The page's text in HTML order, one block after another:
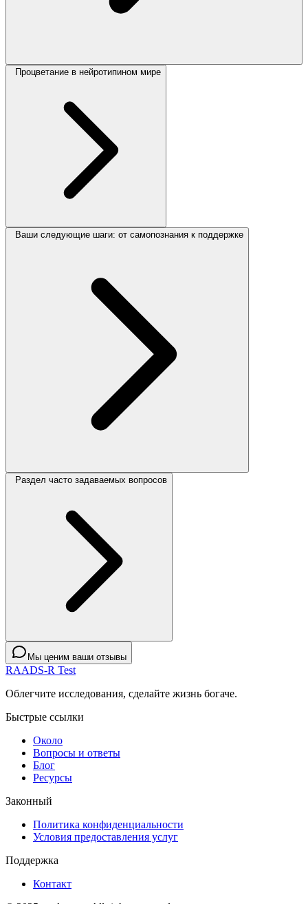
Процветание в нейротипином мире
Ваши следующие шаги: от самопознания к поддержке
Раздел часто задаваемых вопросов
Мы ценим ваши отзывы
RAADS-R Test
Облегчите исследования, сделайте жизнь богаче.
Быстрые ссылки
Около
Вопросы и ответы
Блог
Ресурсы
Законный
Политика конфиденциальности
Условия предоставления услуг
Поддержка
Контакт